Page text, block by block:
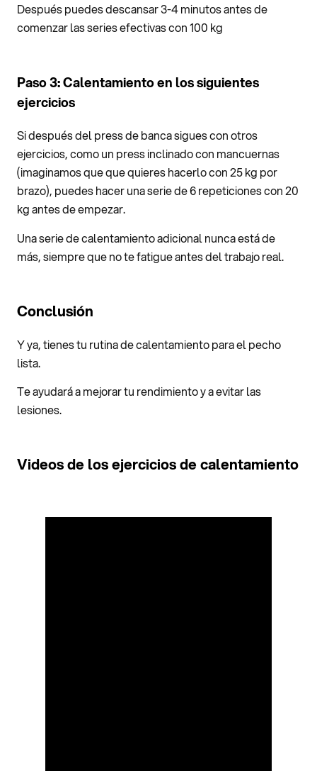
Después puedes descansar 3-4 minutos antes de
comenzar las series efectivas con 100 kg
Paso 3: Calentamiento en los siguientes
ejercicios
Si después del press de banca sigues con otros
ejercicios, como un press inclinado con mancuernas
(imaginamos que que quieres hacerlo con 25 kg por
brazo), puedes hacer una serie de 6 repeticiones con 20
kg antes de empezar.
Una serie de calentamiento adicional nunca está de
más, siempre que no te fatigue antes del trabajo real.
Conclusión
Y ya, tienes tu rutina de calentamiento para el pecho
lista.
Te ayudará a mejorar tu rendimiento y a evitar las
lesiones.
Videos de los ejercicios de calentamiento